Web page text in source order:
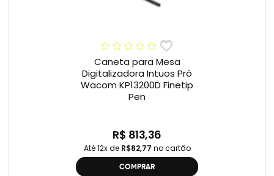
Caneta para Mesa
Digitalizadora Intuos Pró
Wacom KP13200D Finetip
Pen
R$ 813,36
Até 12x de R$82,77 no cartão
COMPRAR